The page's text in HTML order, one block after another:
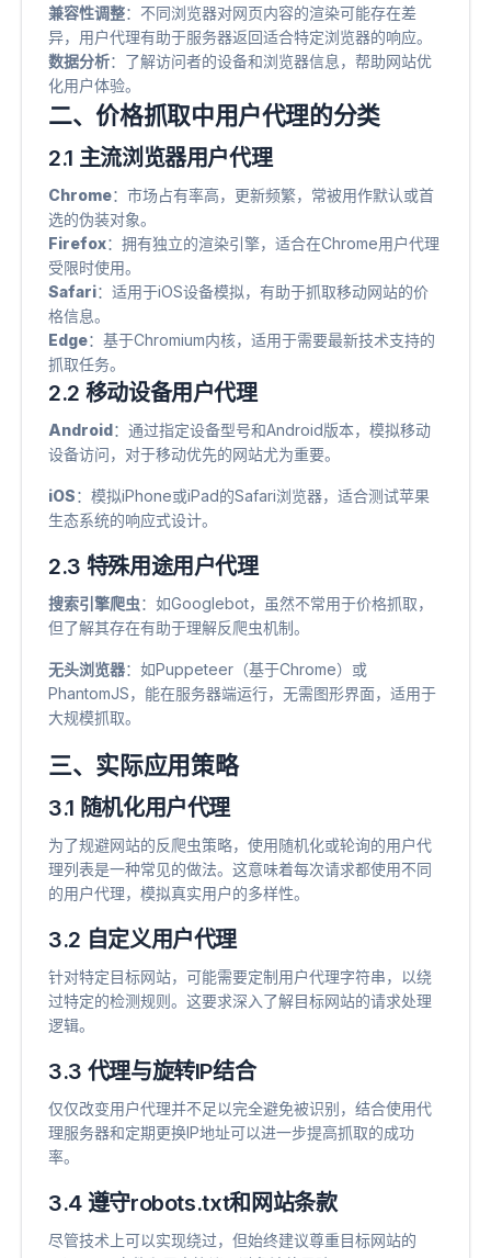
兼容性调整​：不同浏览器对网页内容的渲染可能存在差
异，用户代理有助于服务器返回适合特定浏览器的响应。
数据分析​：了解访问者的设备和浏览器信息，帮助网站优
化用户体验。
二、价格抓取中用户代理的分类
2.1 主流浏览器用户代理
Chrome​：市场占有率高，更新频繁，常被用作默认或首
选的伪装对象。
Firefox​：拥有独立的渲染引擎，适合在Chrome用户代理
受限时使用。
Safari​：适用于iOS设备模拟，有助于抓取移动网站的价
格信息。
Edge​：基于Chromium内核，适用于需要最新技术支持的
抓取任务。
2.2 移动设备用户代理
Android​：通过指定设备型号和Android版本，模拟移动
设备访问，对于移动优先的网站尤为重要。
iOS​：模拟iPhone或iPad的Safari浏览器，适合测试苹果
生态系统的响应式设计。
2.3 特殊用途用户代理
搜索引擎爬虫​：如Googlebot，虽然不常用于价格抓取，
但了解其存在有助于理解反爬虫机制。
无头浏览器​：如Puppeteer（基于Chrome）或
PhantomJS，能在服务器端运行，无需图形界面，适用于
大规模抓取。
三、实际应用策略
3.1 随机化用户代理
为了规避网站的反爬虫策略，使用随机化或轮询的用户代
理列表是一种常见的做法。这意味着每次请求都使用不同
的用户代理，模拟真实用户的多样性。
3.2 自定义用户代理
针对特定目标网站，可能需要定制用户代理字符串，以绕
过特定的检测规则。这要求深入了解目标网站的请求处理
逻辑。
3.3 代理与旋转IP结合
仅仅改变用户代理并不足以完全避免被识别，结合使用代
理服务器和定期更换IP地址可以进一步提高抓取的成功
率。
3.4 遵守robots.txt和网站条款
尽管技术上可以实现绕过，但始终建议尊重目标网站的